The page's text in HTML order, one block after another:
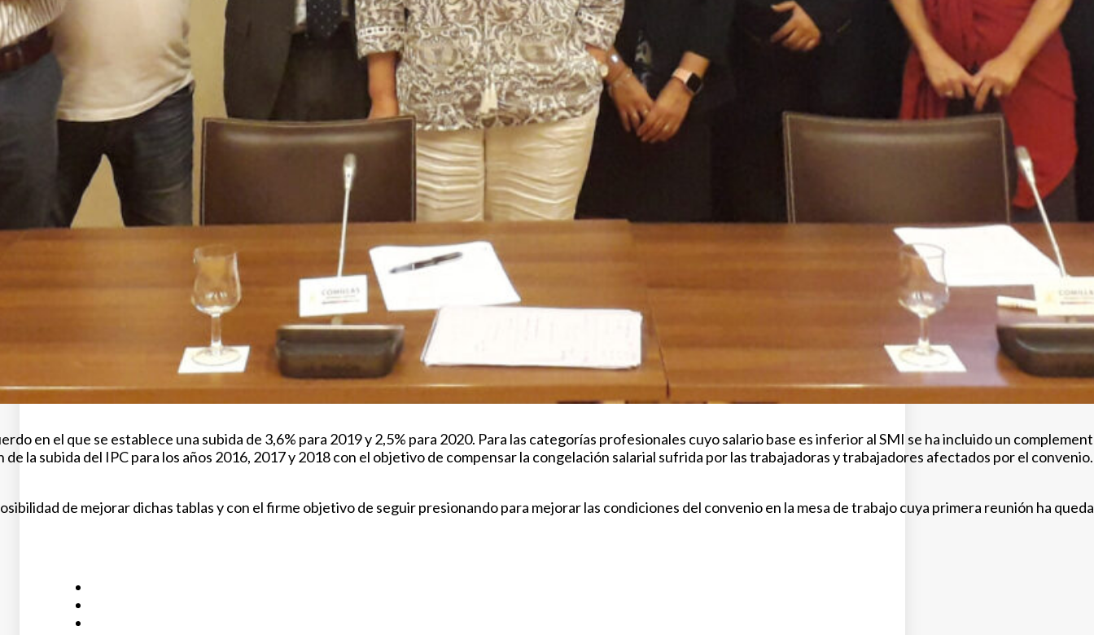
en el que se establece una subida de 3,6% para 2019 y 2,5% para 2020. Para las categorías profesionales cuyo salario base es inferior al SMI se ha incluido un
la subida del IPC para los años 2016, 2017 y 2018 con el objetivo de compensar la congelación salarial sufrida por las trabajadoras y trabajadores afectados por el convenio.
de mejorar dichas tablas y con el firme objetivo de seguir presionando para mejorar las condiciones del convenio en la mesa de trabajo cuya primera reunión ha